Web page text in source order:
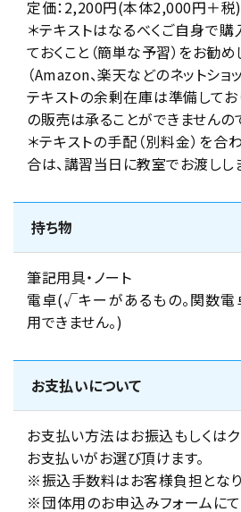
定価：2,200円(本体2,000円＋税)
＊テキストはなるべくご自身で
ておくこと（簡単な予習）をお勧め
（Amazon、楽天などのネットショ
テキストの余剰在庫は準備してお
の販売は承ることができませんの
＊テキストの手配（別料金）を
合は、講習当日に教室でお渡しし
持ち物
筆記用具・ノート
電卓(√キーがあるもの。関数
用できません。)
お支払いについて
お支払い方法はお振込もしくは
お支払いがお選び頂けます。
※振込手数料はお客様負担とな
※団体用のお申込みフォームにて